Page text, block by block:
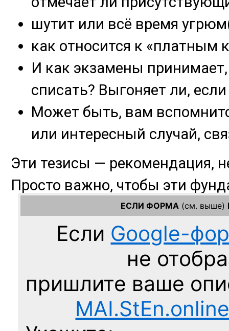
ЕСЛИ ФОРМА (см. выше)
Если Google-
не
пришлите ваше